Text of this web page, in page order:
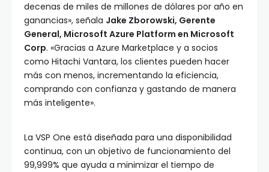
decenas de miles de millones de dólares por año en
ganancias», señala Jake Zborowski, Gerente
General, Microsoft Azure Platform en Microsoft
Corp. «Gracias a Azure Marketplace y a socios
como Hitachi Vantara, los clientes pueden hacer
más con menos, incrementando la eficiencia,
comprando con confianza y gastando de manera
más inteligente».
La VSP One está diseñada para una disponibilidad
continua, con un objetivo de funcionamiento del
99,999% que ayuda a minimizar el tiempo de